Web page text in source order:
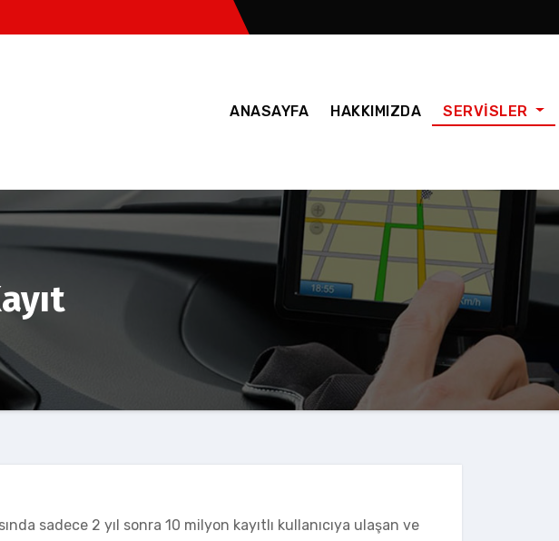
ANASAYFA HAKKIMIZDA SERVİSLER
sadece 2 yıl sonra 10 milyon kayıtlı kullanıcıya ulaşan ve